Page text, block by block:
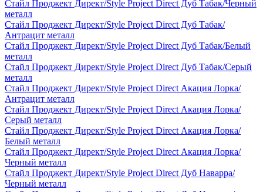
Стайл Проджект Директ/Style Project Direct Дуб Табак/Черный
металл
Стайл Проджект Директ/Style Project Direct Дуб Табак/
Антрацит металл
Стайл Проджект Директ/Style Project Direct Дуб Табак/Белый
металл
Стайл Проджект Директ/Style Project Direct Дуб Табак/Серый
металл
Стайл Проджект Директ/Style Project Direct Акация Лорка/
Антрацит металл
Стайл Проджект Директ/Style Project Direct Акация Лорка/
Серый металл
Стайл Проджект Директ/Style Project Direct Акация Лорка/
Белый металл
Стайл Проджект Директ/Style Project Direct Акация Лорка/
Черный металл
Стайл Проджект Директ/Style Project Direct Дуб Наварра/
Черный металл